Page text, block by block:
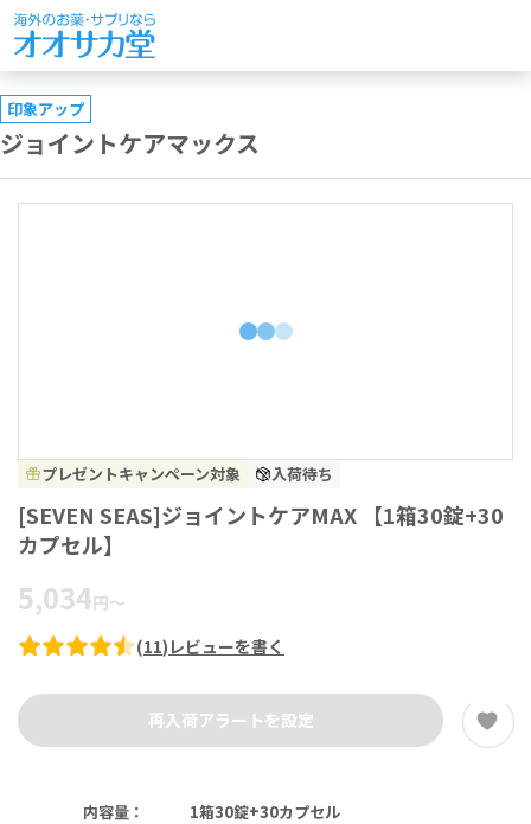
印象アップ
ジョイントケアマックス
プレゼントキャンペーン対象 入荷待ち
[SEVEN SEAS]ジョイントケアMAX 【1箱30錠+30
カプセル】
5,034円～
(11) レビューを書く
再入荷アラートを設定
内容量 ：
1箱30錠+30カプセル